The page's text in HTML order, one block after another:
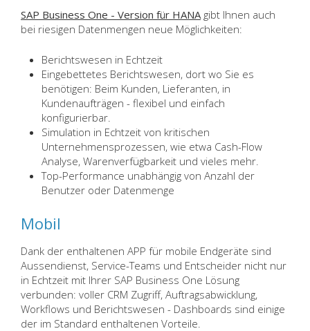
SAP Business One - Version für HANAgibt Ihnen auch
bei riesigen Datenmengen neue Möglichkeiten:
Berichtswesen in Echtzeit
Eingebettetes Berichtswesen, dort wo Sie es
benötigen: Beim Kunden, Lieferanten, in
Kundenaufträgen - flexibel und einfach
konfigurierbar.
Simulation in Echtzeit von kritischen
Unternehmensprozessen, wie etwa Cash-Flow
Analyse, Warenverfügbarkeit und vieles mehr.
Top-Performance unabhängig von Anzahl der
Benutzer oder Datenmenge
Mobil
Dank der enthaltenen APP für mobile Endgeräte sind
Aussendienst, Service-Teams und Entscheider nicht nur
in Echtzeit mit Ihrer SAP Business One Lösung
verbunden: voller CRM Zugriff, Auftragsabwicklung,
Workflows und Berichtswesen - Dashboards sind einige
der im Standard enthaltenen Vorteile.